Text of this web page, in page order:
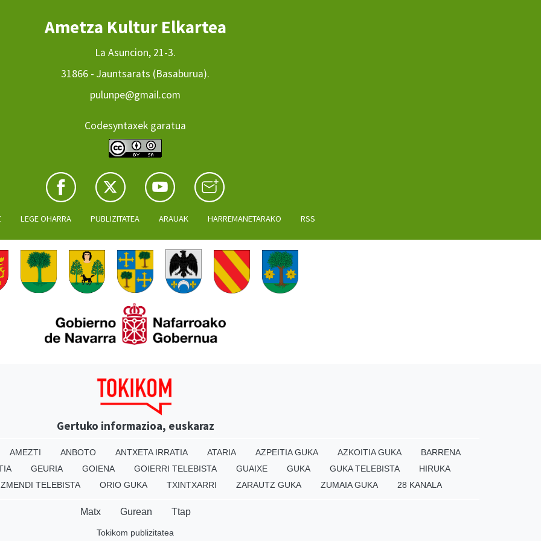
Ametza Kultur Elkartea
La Asuncion, 21-3.
31866 - Jauntsarats (Basaburua).
pulunpe@gmail.com
Codesyntaxek garatua
LEGE OHARRA PUBLIZITATEA ARAUAK HARREMANETARAKO RSS
Gertuko informazioa, euskaraz
AMEZTI ANBOTO ANTXETA IRRATIA ATARIA AZPEITIA GUKA AZKOITIA GUKA
BARRENA
GEURIA GOIENA GOIERRI TELEBISTA GUAIXE GUKA GUKA TELEBISTA
HIRUKA
TELEBISTA ORIO GUKA TXINTXARRI ZARAUTZ GUKA ZUMAIA GUKA 28 KANALA
Matx Gurean Ttap
Tokikom publizitatea